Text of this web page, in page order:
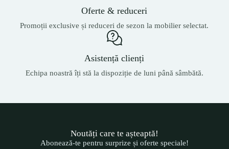
Oferte & reduceri
Promoții exclusive și reduceri de sezon la mobilier selectat.
Asistență clienți
Echipa noastră îți stă la dispoziție de luni până sâmbătă.
Noutăți care te așteaptă!
Abonează-te pentru surprize și oferte speciale!